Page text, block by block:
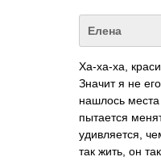
Елена
Ха-ха-ха,
Значит я не
нашлось
пытается
удивляется,
так жить, он